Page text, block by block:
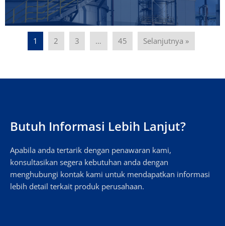
1 2 3 … 45 Selanjutnya »
Butuh Informasi Lebih Lanjut?
Apabila anda tertarik dengan penawaran kami,
konsultasikan segera kebutuhan anda dengan
menghubungi kontak kami untuk mendapatkan informasi
lebih detail terkait produk perusahaan.